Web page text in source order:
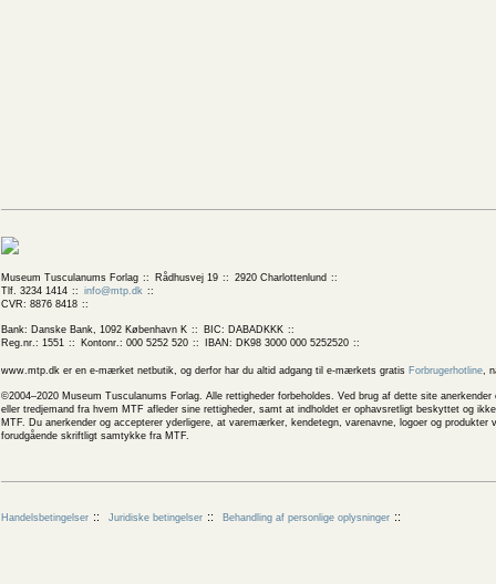
Museum Tusculanums Forlag Rådhusvej 19
2920 Charlottenlund
Tlf. 3234 1414
info@mtp.dk
CVR: 8876 8418
Bank: Danske Bank, 1092 København K
BIC: DABADKKK
Reg.nr.: 1551
Kontonr.: 000 5252 520 IBAN: DK98 3000 000 5252520
www.mtp.dk er en e-mærket netbutik, og derfor har du altid adgang til e-mærkets gratis Forbrugerhotline,
©2004–2020 Museum Tusculanums Forlag. Alle rettigheder forbeholdes. Ved brug af dette site
eller tredjemand fra hvem MTF afleder sine rettigheder, samt at indholdet er ophavsretligt beskyttet og
MTF. Du anerkender og accepterer yderligere, at varemærker, kendetegn, varenavne, logoer og
forudgående skriftligt samtykke fra MTF.
Handelsbetingelser Juridiske betingelser Behandling af personlige oplysninger